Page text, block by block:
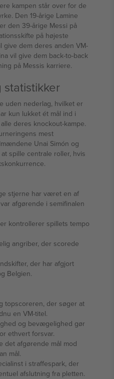
kampen står over for de
Den 19-årige Lamine
den 39-årige Messi på
på højeste
give dem deres anden VM-
vil give dem back-to-back
på Messis karriere.
statistikker
uden nederlag, hvilket er
kun lukket ét mål ind i
deres knockout-kampe.
mest
Unai Simón og
spille centrale roller, hvis
stjerne har været en af
afgørende i semifinalen
kontrollerer spillets tempo
angriber, der scorede
der har afgjort
Belgien.
topscoreren, der søger at
en VM-titel.
og bevægelighed gør
ethvert forsvar.
det afgørende mål mod
mål.
i straffespark, der
afslutning fra pletten.